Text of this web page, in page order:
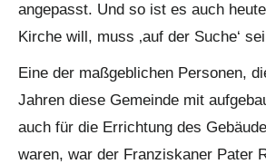
angepasst. Und so ist es auch
Kirche will, muss ‚auf der Suche‘
Eine der maßgeblichen Personen,
Jahren diese Gemeinde mit
auch für die Errichtung des
waren, war der Franziskaner Pater